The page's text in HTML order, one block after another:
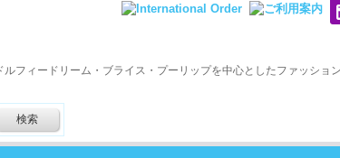
ルフィードリーム・ブライス・プーリップを中心としたファッショ